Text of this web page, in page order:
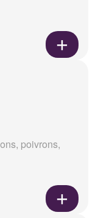
poivrons,